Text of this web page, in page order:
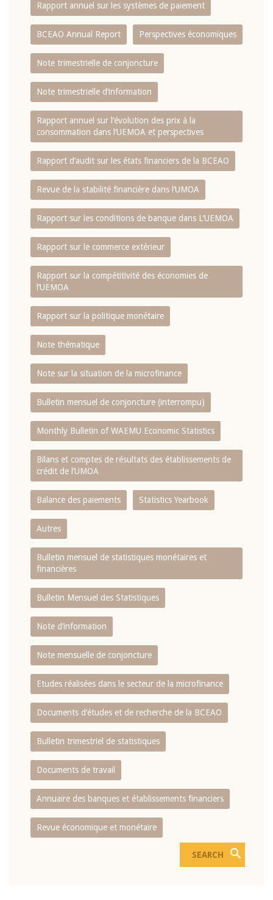
Rapport annuel sur les systèmes de paiement
BCEAO Annual Report Perspectives économiques
Note trimestrielle de conjoncture
Note trimestrielle d‘information
Rapport annuel sur l‘évolution des prix à la
consommation dans l‘UEMOA et perspectives
Rapport d‘audit sur les états financiers de la BCEAO
Revue de la stabilité financière dans l‘UMOA
Rapport sur les conditions de banque dans L‘UEMOA
Rapport sur le commerce extérieur
Rapport sur la compétitivité des économies de
l‘UEMOA
Rapport sur la politique monétaire
Note thématique
Note sur la situation de la microfinance
Bulletin mensuel de conjoncture (interrompu)
Monthly Bulletin of WAEMU Economic Statistics
Bilans et comptes de résultats des établissements de
crédit de l‘UMOA
Balance des paiements Statistics Yearbook
Autres
Bulletin mensuel de statistiques monétaires et
financières
Bulletin Mensuel des Statistiques
Note d’information
Note mensuelle de conjoncture
Etudes réalisées dans le secteur de la microfinance
Documents d’études et de recherche de la BCEAO
Bulletin trimestriel de statistiques
Documents de travail
Annuaire des banques et établissements financiers
Revue économique et monétaire